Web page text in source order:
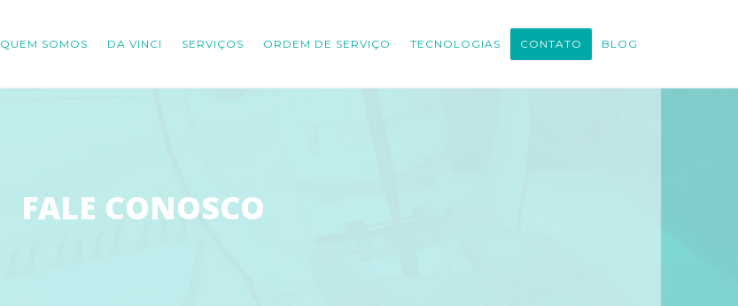
QUEM SOMOS DA VINCI SERVIÇOS ORDEM DE SERVIÇO TECNOLOGIAS CONTATO BLOG
FALE CONOSCO